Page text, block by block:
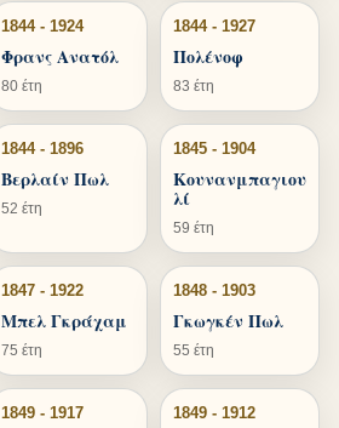
1844 - 1924
Φρανς Ανατόλ
80 έτη
1844 - 1927
Πολένοφ
83 έτη
1844 - 1896
Βερλαίν Πωλ
52 έτη
1845 - 1904
Κουνανμπαγιου
λί
59 έτη
1847 - 1922
Μπελ Γκράχαμ
75 έτη
1848 - 1903
Γκωγκέν Πωλ
55 έτη
1849 - 1917 1849 - 1912